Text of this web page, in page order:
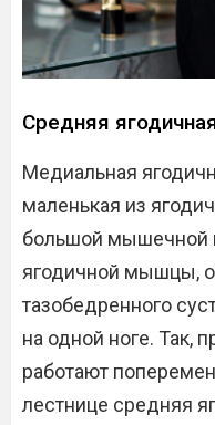
Средняя
Медиальная
маленькая из
большой мышечной
ягодичной мышцы,
тазобедренного
на одной ноге. Так,
работают
лестнице средняя